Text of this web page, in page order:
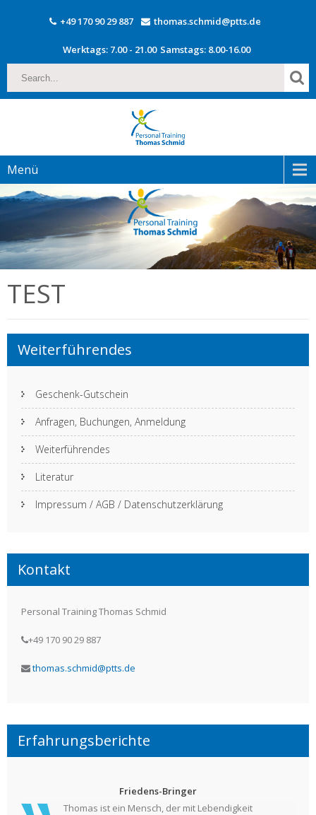
+49 170 90 29 887 thomas.schmid@ptts.de
Werktags: 7.00 - 21.00 Samstags: 8.00-16.00
Menü
TEST
Weiterführendes
Geschenk-Gutschein
Anfragen, Buchungen, Anmeldung
Weiterführendes
Literatur
Impressum / AGB / Datenschutzerklärung
Kontakt
Personal Training Thomas Schmid
+49 170 90 29 887
thomas.schmid@ptts.de
Erfahrungsberichte
Friedens-Bringer
Thomas ist ein Mensch, der mit Lebendigkeit